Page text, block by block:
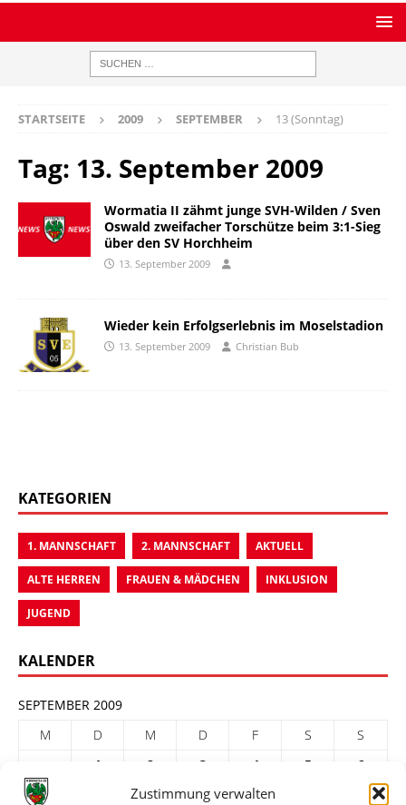
Zustimmung verwalten
STARTSEITE 2009 SEPTEMBER 13 (Sonntag)
Tag: 13. September 2009
Wormatia II zähmt junge SVH-Wilden / Sven
Oswald zweifacher Torschütze beim 3:1-Sieg
über den SV Horchheim
13. September 2009
Wieder kein Erfolgserlebnis im Moselstadion
13. September 2009 Christian Bub
KATEGORIEN
1. MANNSCHAFT 2. MANNSCHAFT AKTUELL
ALTE HERREN FRAUEN & MÄDCHEN INKLUSION
JUGEND
KALENDER
SEPTEMBER 2009
M
D M D F S
S
1
2 3 4 5
6
7
9 10 11